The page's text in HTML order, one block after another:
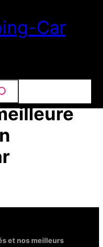
Car
et nos meilleurs